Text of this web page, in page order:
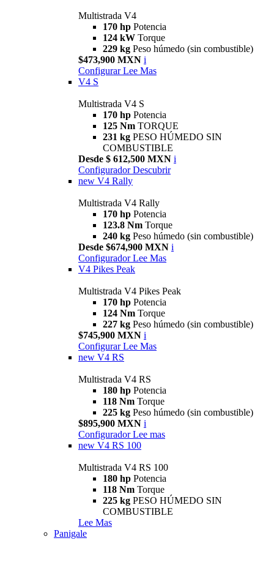
Multistrada V4
170 hp Potencia
124 kW Torque
229 kg Peso húmedo (sin combustible)
$473,900 MXN i
Configurar Lee Mas
V4 S
Multistrada V4 S
170 hp Potencia
125 Nm TORQUE
231 kg PESO HÚMEDO SIN
COMBUSTIBLE
Desde $ 612,500 MXN i
Configurador Descubrir
new V4 Rally
Multistrada V4 Rally
170 hp Potencia
123.8 Nm Torque
240 kg Peso húmedo (sin combustible)
Desde $674,900 MXN i
Configurador Lee Mas
V4 Pikes Peak
Multistrada V4 Pikes Peak
170 hp Potencia
124 Nm Torque
227 kg Peso húmedo (sin combustible)
$745,900 MXN i
Configurar Lee Mas
new V4 RS
Multistrada V4 RS
180 hp Potencia
118 Nm Torque
225 kg Peso húmedo (sin combustible)
$895,900 MXN i
Configurador Lee mas
new V4 RS 100
Multistrada V4 RS 100
180 hp Potencia
118 Nm Torque
225 kg PESO HÚMEDO SIN
COMBUSTIBLE
Lee Mas
Panigale